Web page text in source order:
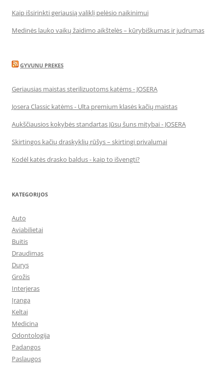
Kaip išsirinkti geriausią valiklį pelėsio naikinimui
Medinės lauko vaikų žaidimo aikštelės – kūrybiškumas ir judrumas
GYVUNU PREKES
Geriausias maistas sterilizuotoms katėms - JOSERA
Josera Classic katėms - Ulta premium klasės kačių maistas
Aukščiausios kokybės standartas Jūsų šuns mitybai - JOSERA
Skirtingos kačių draskyklių rūšys – skirtingi privalumai
Kodėl katės drasko baldus - kaip to išvengti?
KATEGORIJOS
Auto
Aviabilietai
Buitis
Draudimas
Durys
Grožis
Interjeras
Įranga
Keltai
Medicina
Odontologija
Padangos
Paslaugos